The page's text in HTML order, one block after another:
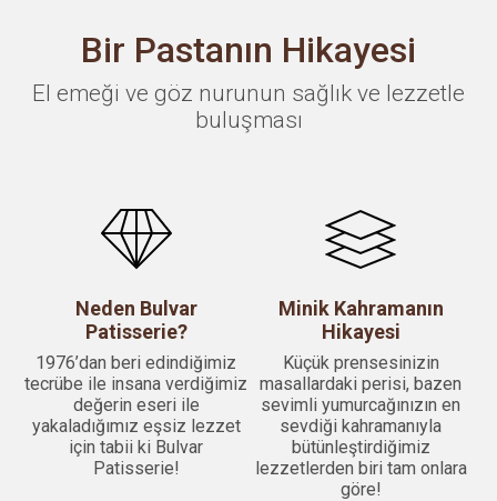
Bir Pastanın Hikayesi
El emeği ve göz nurunun sağlık ve lezzetle
buluşması
Neden Bulvar
Patisserie?
1976’dan beri edindiğimiz
tecrübe ile insana verdiğimiz
değerin eseri ile
yakaladığımız eşsiz lezzet
için tabii ki Bulvar
Patisserie!
Minik Kahramanın
Hikayesi
Küçük prensesinizin
masallardaki perisi, bazen
sevimli yumurcağınızın en
sevdiği kahramanıyla
bütünleştirdiğimiz
lezzetlerden biri tam onlara
göre!